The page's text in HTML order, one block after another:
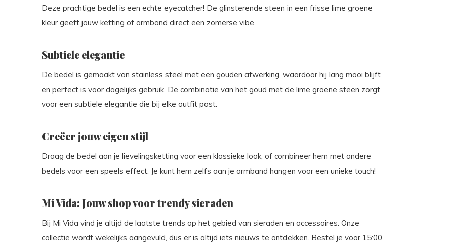
Deze prachtige bedel is een echte eyecatcher! De glinsterende steen in een frisse lime groene
kleur geeft jouw ketting of armband direct een zomerse vibe.
Subtiele elegantie
De bedel is gemaakt van stainless steel met een gouden afwerking, waardoor hij lang mooi blijft
en perfect is voor dagelijks gebruik. De combinatie van het goud met de lime groene steen zorgt
voor een subtiele elegantie die bij elke outfit past.
Creëer jouw eigen stijl
Draag de bedel aan je lievelingsketting voor een klassieke look, of combineer hem met andere
bedels voor een speels effect. Je kunt hem zelfs aan je armband hangen voor een unieke touch!
Mi Vida: Jouw shop voor trendy sieraden
Bij Mi Vida vind je altijd de laatste trends op het gebied van sieraden en accessoires. Onze
collectie wordt wekelijks aangevuld, dus er is altijd iets nieuws te ontdekken. Bestel je voor 15:00